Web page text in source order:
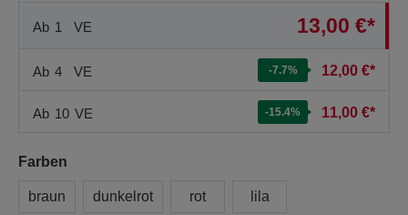
Ab 1 VE 13,00 €*
Ab 4 VE -7.7% 12,00 €*
Ab 10 VE -15.4% 11,00 €*
Farben
braun dunkelrot rot lila